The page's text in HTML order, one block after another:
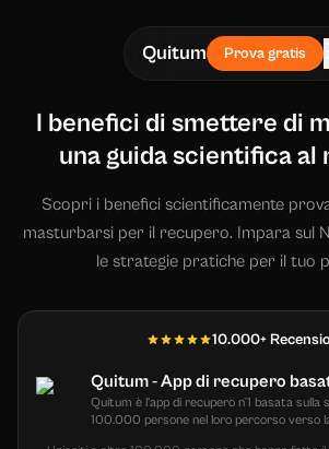
Quitum Prova gratis
I benefici di smettere di
una guida scientifica
Scopri i benefici scientificamente
masturbarsi per il recupero. Impara sul
le strategie pratiche per il tuo
10.000+
Quitum - App di recupero
Quitum è l'app di recupero n°1 basata sulla
100.000 persone nel loro percorso verso